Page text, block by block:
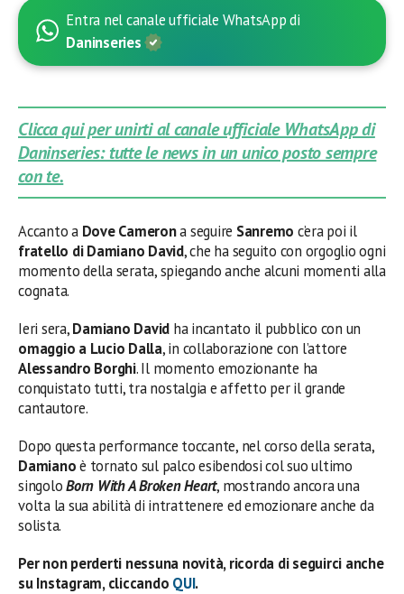
Entra nel canale ufficiale WhatsApp di
Daninseries
Clicca qui per unirti al canale ufficiale WhatsApp di
Daninseries: tutte le news in un unico posto sempre
con te.
Accanto a Dove Camerona seguire Sanremo c’era poi il
fratello di Damiano David, che ha seguito con orgoglio ogni
momento della serata, spiegando anche alcuni momenti alla
cognata.
Ieri sera,Damiano David ha incantato il pubblico con un
omaggio a Lucio Dalla, in collaborazione con l’attore
Alessandro Borghi. Il momento emozionante ha
conquistato tutti, tra nostalgia e affetto per il grande
cantautore.
Dopo questa performance toccante, nel corso della serata,
Damianoè tornato sul palco esibendosi col suo ultimo
singoloBorn With A Broken Heart, mostrando ancora una
volta la sua abilità di intrattenere ed emozionare anche da
solista.
Per non perderti nessuna novità, ricorda di seguirci anche
su Instagram, cliccando QUI.